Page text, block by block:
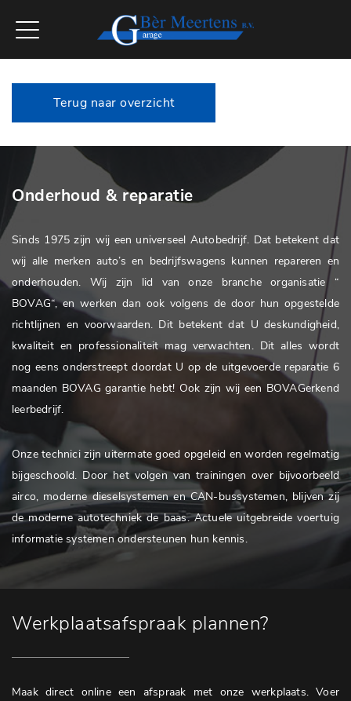
Terug naar overzicht
Onderhoud & reparatie
Sinds 1975 zijn wij een universeel Autobedrijf. Dat betekent dat
wij alle merken auto’s en bedrijfswagens kunnen repareren en
onderhouden. Wij zijn lid van onze branche organisatie “
BOVAG“, en werken dan ook volgens de door hun opgestelde
richtlijnen en voorwaarden. Dit betekent dat U deskundigheid,
kwaliteit en professionaliteit mag verwachten. Dit alles wordt
nog eens onderstreept doordat U op de uitgevoerde reparatie 6
maanden BOVAG garantie hebt! Ook zijn wij een BOVAGerkend
leerbedrijf.
Onze technici zijn uitermate goed opgeleid en worden regelmatig
bijgeschoold. Door het volgen van trainingen over bijvoorbeeld
airco, moderne dieselsystemen en CAN-bussystemen, blijven zij
de moderne autotechniek de baas. Actuele uitgebreide voertuig
informatie systemen ondersteunen hun kennis.
Werkplaatsafspraak plannen?
Maak direct online een afspraak met onze werkplaats. Voer